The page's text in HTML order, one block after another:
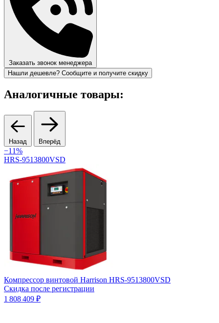
Заказать звонок менеджера
Нашли дешевле? Сообщите и получите скидку
Аналогичные товары:
Назад Вперёд
−11%
HRS-9513800VSD
Компрессор винтовой Harrison HRS-9513800VSD
Скидка после регистрации
1 808 409 ₽